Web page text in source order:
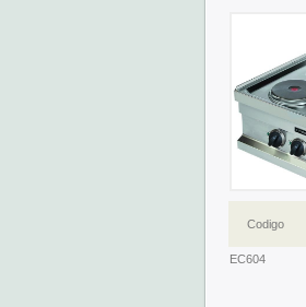
Codigo
EC604